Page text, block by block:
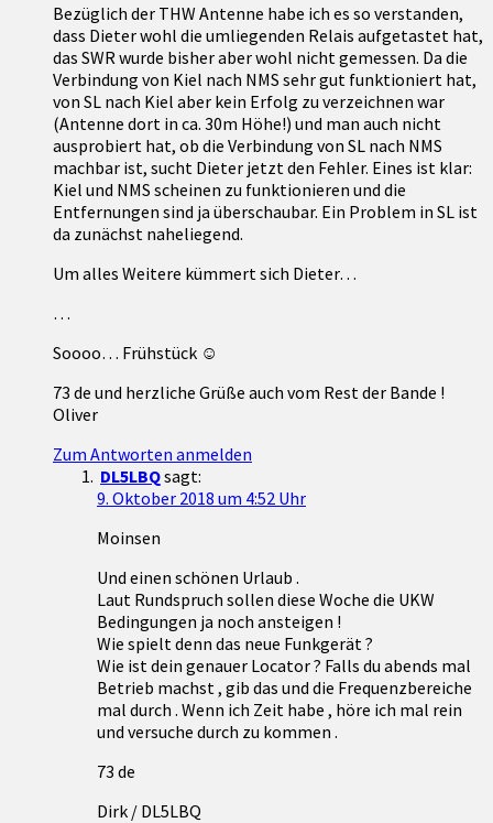
Bezüglich der THW Antenne habe ich es so verstanden,
dass Dieter wohl die umliegenden Relais aufgetastet hat,
das SWR wurde bisher aber wohl nicht gemessen. Da die
Verbindung von Kiel nach NMS sehr gut funktioniert hat,
von SL nach Kiel aber kein Erfolg zu verzeichnen war
(Antenne dort in ca. 30m Höhe!) und man auch nicht
ausprobiert hat, ob die Verbindung von SL nach NMS
machbar ist, sucht Dieter jetzt den Fehler. Eines ist klar:
Kiel und NMS scheinen zu funktionieren und die
Entfernungen sind ja überschaubar. Ein Problem in SL ist
da zunächst naheliegend.
Um alles Weitere kümmert sich Dieter…
…
Soooo… Frühstück ☺
73 de und herzliche Grüße auch vom Rest der Bande !
Oliver
Zum Antworten anmelden
DL5LBQsagt:
9. Oktober 2018 um 4:52 Uhr
Moinsen
Und einen schönen Urlaub .
Laut Rundspruch sollen diese Woche die UKW
Bedingungen ja noch ansteigen !
Wie spielt denn das neue Funkgerät ?
Wie ist dein genauer Locator ? Falls du abends mal
Betrieb machst , gib das und die Frequenzbereiche
mal durch . Wenn ich Zeit habe , höre ich mal rein
und versuche durch zu kommen .
73 de
Dirk / DL5LBQ